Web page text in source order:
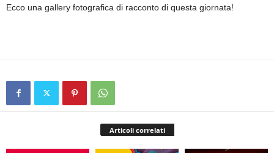
Ecco una gallery fotografica di racconto di questa giornata!
Articoli correlati